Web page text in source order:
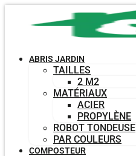
ABRIS JARDIN
TAILLES
2 M2
MATÉRIAUX
ACIER
PROPYLÈNE
ROBOT TONDEUSE
PAR COULEURS
COMPOSTEUR